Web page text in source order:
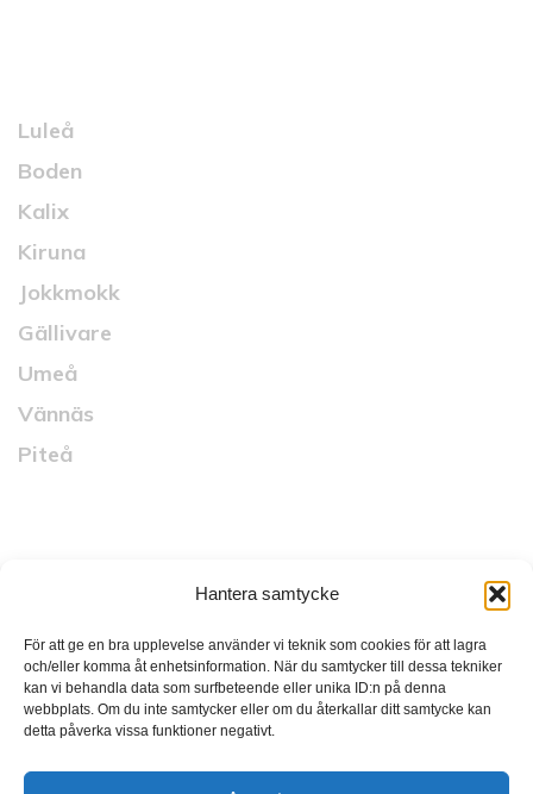
Hantera samtycke
För att ge en bra upplevelse använder vi teknik som cookies för att lagra
och/eller komma åt enhetsinformation. När du samtycker till dessa tekniker
kan vi behandla data som surfbeteende eller unika ID:n på denna
webbplats. Om du inte samtycker eller om du återkallar ditt samtycke kan
detta påverka vissa funktioner negativt.
Luleå
Boden
Kalix
Kiruna
Jokkmokk
Gällivare
Umeå
Vännäs
Piteå
Vad vi gör
Vilka vi är
Länsnytt